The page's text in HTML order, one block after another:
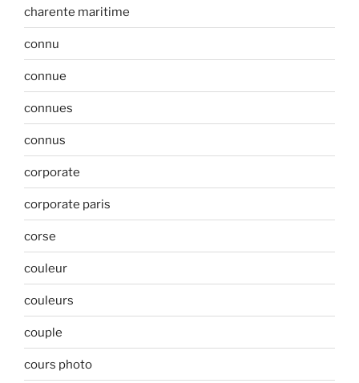
charente maritime
connu
connue
connues
connus
corporate
corporate paris
corse
couleur
couleurs
couple
cours photo